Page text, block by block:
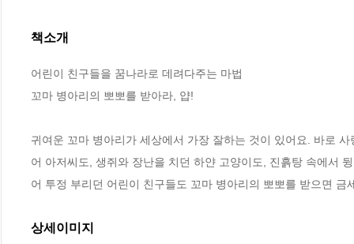
책소개
어린이 친구들을 꿈나라로 데려다주는 마법
꼬마 병아리의 뽀뽀를 받아라, 얍!
귀여운 꼬마 병아리가 세상에서 가장 잘하는 것이 있어요. 바로
어 아저씨도, 생쥐와 장난을 치던 하얀 고양이도, 진흙탕 속에서
어 투정 부리던 어린이 친구들도 꼬마 병아리의 뽀뽀를 받으면 금
상세이미지